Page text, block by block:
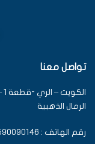
تواصل معنا
الرمال الذهبية
رقم الهاتف : 0096590090146